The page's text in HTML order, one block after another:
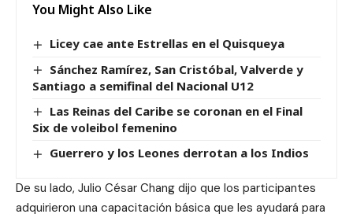
You Might Also Like
Licey cae ante Estrellas en el Quisqueya
Sánchez Ramírez, San Cristóbal, Valverde y
Santiago a semifinal del Nacional U12
Las Reinas del Caribe se coronan en el Final
Six de voleibol femenino
Guerrero y los Leones derrotan a los Indios
De su lado, Julio César Chang dijo que los participantes
adquirieron una capacitación básica que les ayudará para